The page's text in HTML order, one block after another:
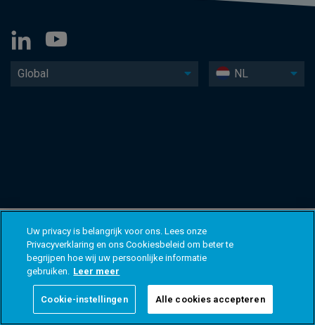
Global NL
Uw privacy is belangrijk voor ons. Lees onze
Privacyverklaring en ons Cookiesbeleid om beter te
begrijpen hoe wij uw persoonlijke informatie
gebruiken. Leer meer
Cookie-instellingen Alle cookies accepteren